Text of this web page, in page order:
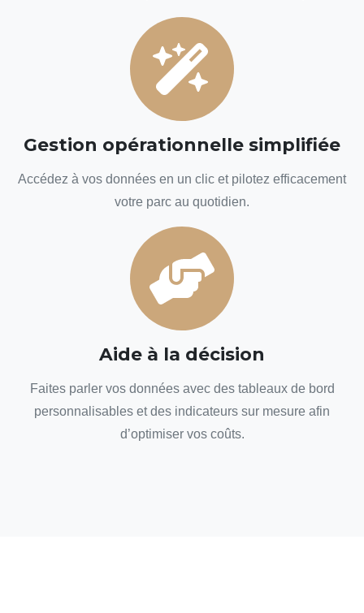
Gestion opérationnelle simplifiée
Accédez à vos données en un clic et pilotez efficacement
votre parc au quotidien.
Aide à la décision
Faites parler vos données avec des tableaux de bord
personnalisables et des indicateurs sur mesure afin
d’optimiser vos coûts.